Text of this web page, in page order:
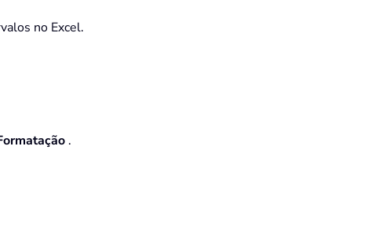
no Excel.
.